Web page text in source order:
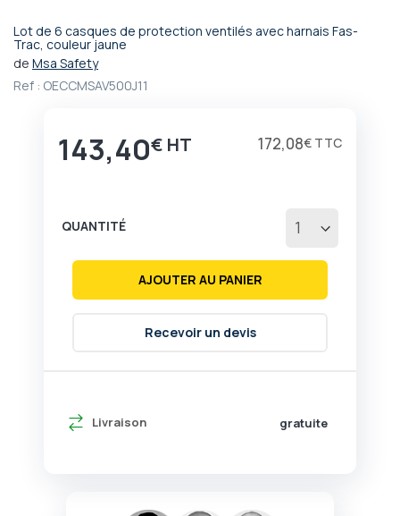
Lot de 6 casques de protection ventilés avec harnais Fas-
Trac, couleur jaune
de Msa Safety
Ref : OECCMSAV500J11
Livraison gratuite
143,40€ 172,08€
QUANTITÉ
AJOUTER AU PANIER
Recevoir un devis
Passer
au
de
d’images